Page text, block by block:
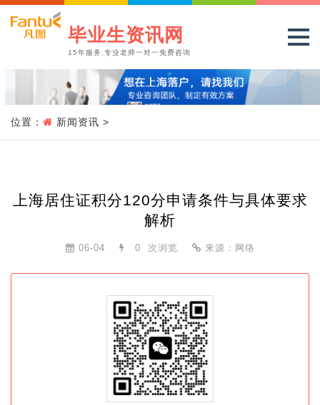
毕业生资讯网
15年服务,专业老师一对一免费咨询
位置： 新闻资讯 >
上海居住证积分120分申请条件与具体要求
解析
06-04 0 次浏览 来源：网络